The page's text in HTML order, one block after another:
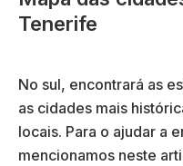
Tenerife
No sul, encontrará as
as cidades mais
locais. Para o ajudar a
mencionamos neste